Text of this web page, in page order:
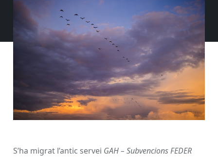
S’ha migrat l’antic servei GAH – Subvencions FEDER